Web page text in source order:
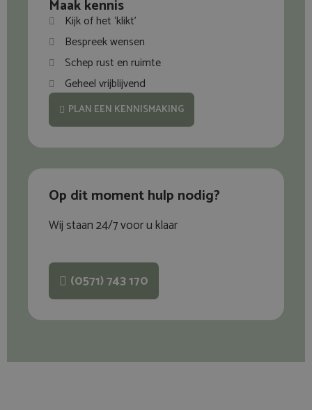
Maak kennis
Kijk of het ‘klikt’
Bespreek wensen
Schep rust en ruimte
Geheel vrijblijvend
PLAN EEN KENNISMAKING
Op dit moment hulp nodig?
Wij staan 24/7 voor u klaar
(0571) 743 170